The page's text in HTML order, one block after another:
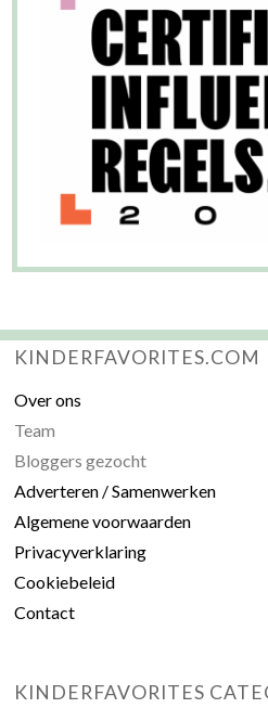
KINDERFAVORITES.COM
Over ons
Team
Bloggers gezocht
Adverteren / Samenwerken
Algemene voorwaarden
Privacyverklaring
Cookiebeleid
Contact
KINDERFAVORITES